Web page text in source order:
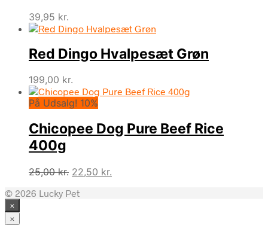
39,95 kr.
Red Dingo Hvalpesæt Grøn
199,00 kr.
På Udsalg! 10%
Chicopee Dog Pure Beef Rice
400g
25,00kr. Den
pris
22,50 kr.
© 2026 Lucky Pet
×
×